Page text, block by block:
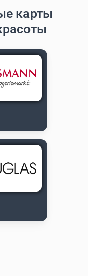
карты